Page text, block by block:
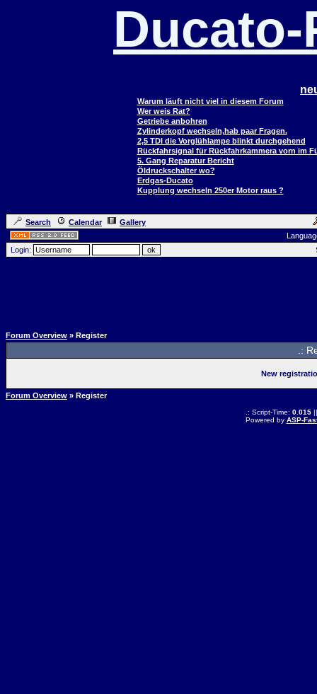
Warum läuft nicht viel in diesem Forum
Wer weis Rat?
Getriebe anbohren
Zylinderkopf wechseln,hab paar Fragen.
2,5 TDI die Vorglühlampe blinkt durchgehend
Rückfahrsignal für Rückfahrkammera vorn im
5. Gang Reparatur Bericht
Öldruckschalter wo?
Erdgas-Ducato
Kupplung wechseln 250er Motor raus ?
Search Calendar
Gallery
Login:
Forum Overview » Register
.:
New
Forum Overview » Register
.: Script-Time: 0.015||
Powered by ASP-